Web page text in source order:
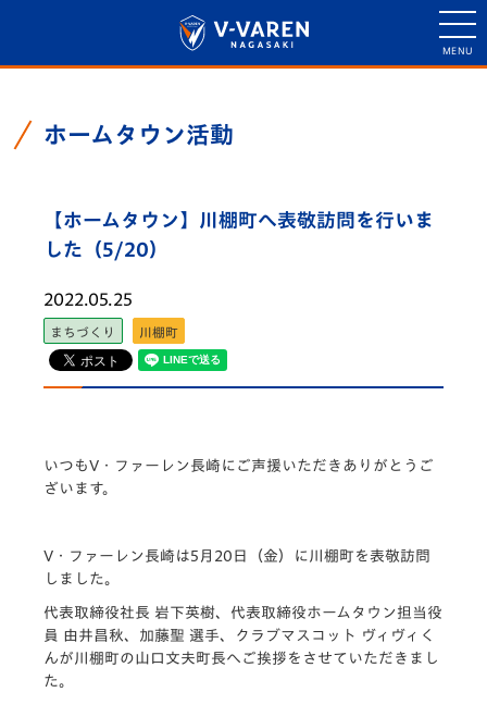
ホームタウン活動
【ホームタウン】川棚町へ表敬訪問を行いま
した（5/20）
2022.05.25
まちづくり 川棚町
いつもV・ファーレン長崎にご声援いただきありがとうご
ざいます。
V・ファーレン長崎は5月20日（金）に川棚町を表敬訪問
しました。
代表取締役社長 岩下英樹、代表取締役ホームタウン担当役
員 由井昌秋、加藤聖 選手、クラブマスコット ヴィヴィく
んが川棚町の山口文夫町長へご挨拶をさせていただきまし
た。